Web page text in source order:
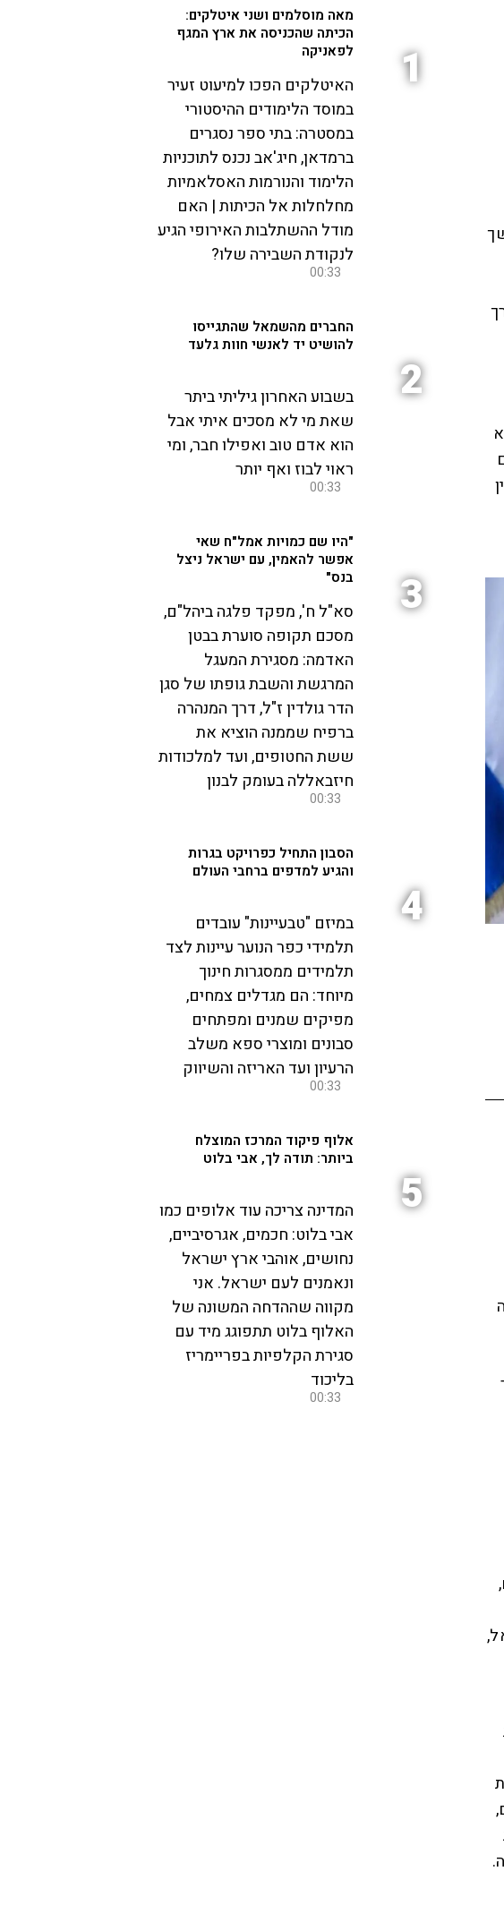
1
מאה מוסלמים ושני איטלקים:
הכיתה שהכניסה את ארץ המגף
לפאניקה
האיטלקים הפכו למיעוט זעיר
במוסד הלימודים ההיסטורי
במסטרה: בתי ספר נסגרים
ברמדאן, חיג'אב נכנס לתוכניות
הלימוד והנורמות האסלאמיות
מחלחלות אל הכיתות | האם
מודל ההשתלבות האירופי הגיע
לנקודת השבירה שלו?
00:33
2
החברים מהשמאל שהתגייסו
להושיט יד לאנשי חוות גלעד
בשבוע האחרון גיליתי ביתר
שאת מי לא מסכים איתי אבל
הוא אדם טוב ואפילו חבר, ומי
ראוי לבוז ואף יותר
00:33
3
"היו שם כמויות אמל"ח שאי
אפשר להאמין, עם ישראל ניצל
בנס"
סא"ל ח', מפקד פלגה ביהל"ם,
מסכם תקופה סוערת בבטן
האדמה: מסגירת המעגל
המרגשת והשבת גופתו של סגן
הדר גולדין ז"ל, דרך המנהרה
ברפיח שממנה הוציא את
ששת החטופים, ועד למלכודות
חיזבאללה בעומק לבנון
00:33
4
הסבון התחיל כפרויקט בגרות
והגיע למדפים ברחבי העולם
במיזם "טבעיינות" עובדים
תלמידי כפר הנוער עיינות לצד
תלמידים ממסגרות חינוך
מיוחד: הם מגדלים צמחים,
מפיקים שמנים ומפתחים
סבונים ומוצרי ספא משלב
הרעיון ועד האריזה והשיווק
00:33
5
אלוף פיקוד המרכז המוצלח
ביותר: תודה לך, אבי בלוט
המדינה צריכה עוד אלופים כמו
אבי בלוט: חכמים, אגרסיביים,
נחושים, אוהבי ארץ ישראל
ונאמנים לעם ישראל. אני
מקווה שההדחה המשונה של
האלוף בלוט תתפוגג מיד עם
סגירת הקלפיות בפריימריז
בליכוד
00:33